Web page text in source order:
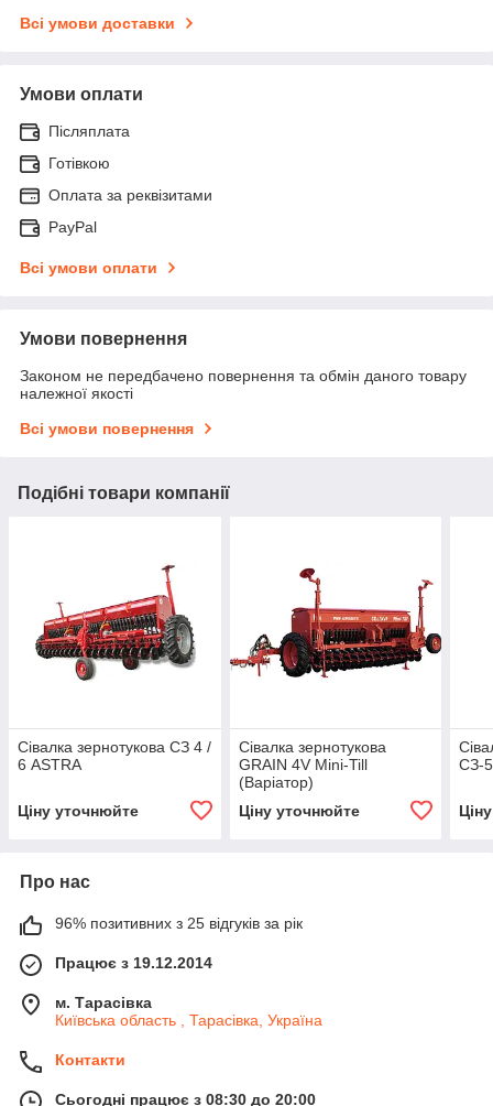
Всі умови доставки
Умови оплати
Післяплата
Готівкою
Оплата за реквізитами
PayPal
Всі умови оплати
Умови повернення
Законом не передбачено повернення та обмін даного товару
належної якості
Всі умови повернення
Подібні товари компанії
Сівалка зернотукова СЗ 4 /
6 ASTRA
Ціну уточнюйте
Сівалка зернотукова
GRAIN 4V Mini-Till
(Варіатор)
Ціну уточнюйте
СЗ-
Про нас
96% позитивних з 25 відгуків за рік
Працює з 19.12.2014
м. Тарасівка
Київська область , Тарасівка, Україна
Контакти
Сьогодні працює з 08:30 до 20:00